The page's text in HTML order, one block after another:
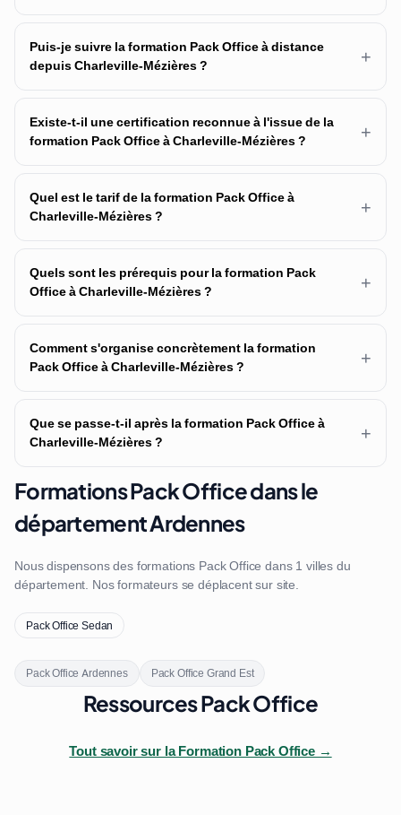
Puis-je suivre la formation Pack Office à distance
depuis Charleville-Mézières ?
+
Existe-t-il une certification reconnue à l'issue de la
formation Pack Office à Charleville-Mézières ?
+
Quel est le tarif de la formation Pack Office à
Charleville-Mézières ?
+
Quels sont les prérequis pour la formation Pack
Office à Charleville-Mézières ?
+
Comment s'organise concrètement la formation
Pack Office à Charleville-Mézières ?
+
Que se passe-t-il après la formation Pack Office à
Charleville-Mézières ?
+
Formations Pack Office dans le
département Ardennes
Nous dispensons des formations Pack Office dans 1 villes du
département. Nos formateurs se déplacent sur site.
Pack Office Sedan
Pack Office Ardennes Pack Office Grand Est
Ressources Pack Office
Tout savoir sur la Formation Pack Office →